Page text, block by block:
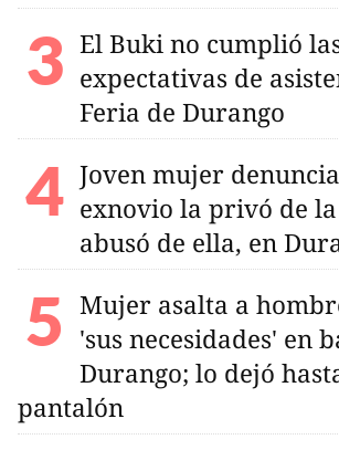
El Buki no cumplió
expectativas de
Feria de Durango
Joven mujer
exnovio la privó de
abusó de ella, en
Mujer asalta a
'sus necesidades' en
Durango; lo dejó
pantalón